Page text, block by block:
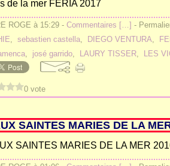
ROGE à 15:29 - Commentaires […] -
, sebastien castella, DIEGO VENTURA,
, josé garrido, LAURY TISSER, LES
0 vote
SAINTES MARIES DE LA